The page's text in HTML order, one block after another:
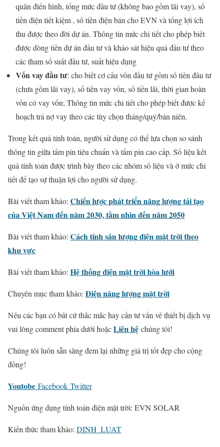
quân điển hình, tổng mức đầu tư (không bao gồm lãi vay), số
tiền điện tiết kiệm , số tiền điện bán cho EVN và tổng lợi ích
thu được theo đời dự án. Thông tin mức chi tiết cho phép biết
được dòng tiền dự án đầu tư và khảo sát hiệu quả đầu tư theo
các tham số suất đầu tư, suất hiệu dụng
Vốn vay đầu tư: cho biết cơ cấu vốn đầu tư gồm số tiền đầu tư
(chưa gồm lãi vay), số tiền vay vốn, số tiền lãi, thời gian hoàn
vốn có vay vốn; Thông tin mức chi tiết cho phép biết được kế
hoạch trả nợ vay theo các tùy chọn tháng/quý/bán niên.
Trong kết quả tính toán, người sử dụng có thể lựa chọn so sánh
thông tin giữa tấm pin tiêu chuẩn và tấm pin cao cấp. Số liệu kết
quả tính toán được trình bày theo các nhóm số liệu và ở mức chi
tiết để tạo sự thuận lợi cho người sử dụng.
Bài viết tham khảo: Chiến lược phát triển năng lượng tái tạo
của Việt Nam đến năm 2030, tầm nhìn đến năm 2050
Bài viết tham khảo: Cách tính sản lượng điện mặt trời theo
khu vực
Bài viết tham khảo: Hệ thống điện mặt trời hòa lưới
Chuyên mục tham khảo: Điện năng lượng mặt trời
Nếu các bạn có bất cứ thắc mắc hay cần tư vấn về thiết bị dịch vụ
vui lòng comment phía dưới hoặcLiên hệ chúng tôi!
Chúng tôi luôn sẵn sàng đem lại những giá trị tốt đẹp cho cộng
đồng!
Youtobe Facebook Twitter
Nguồn ứng dụng tính toán điện mặt trời: EVN SOLAR
Kiến thức tham khảo: DINH_LUAT